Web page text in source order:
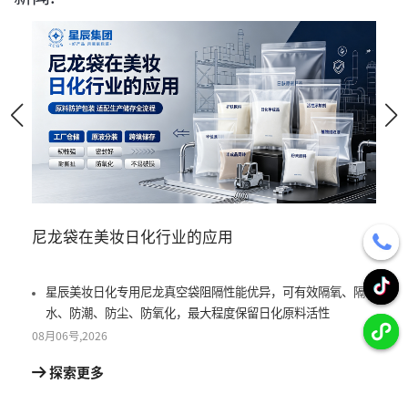
尼龙袋在美妆日化行业的应用
星辰美妆日化专用尼龙真空袋阻隔性能优异，可有效隔氧、隔
水、防潮、防尘、防氧化，最大程度保留日化原料活性
08月06号,2026
探索更多
尼
星
真
08月